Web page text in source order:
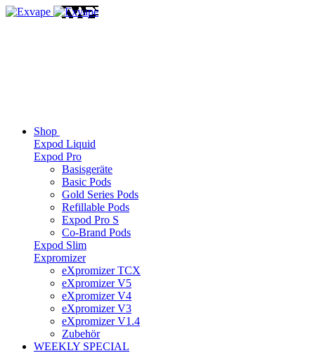
Shop
Expod Liquid
Expod Pro
Basisgeräte
Basic Pods
Gold Series Pods
Refillable Pods
Expod Pro S
Co-Brand Pods
Expod Slim
Expromizer
eXpromizer TCX
eXpromizer V5
eXpromizer V4
eXpromizer V3
eXpromizer V1.4
Zubehör
WEEKLY SPECIAL